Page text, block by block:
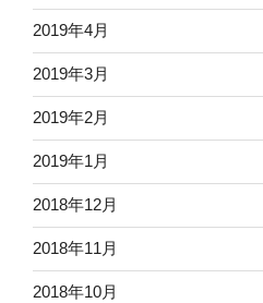
2019年4月
2019年3月
2019年2月
2019年1月
2018年12月
2018年11月
2018年10月